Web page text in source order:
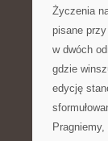
Życzenia
pisane
w dwóch
gdzie
edycję